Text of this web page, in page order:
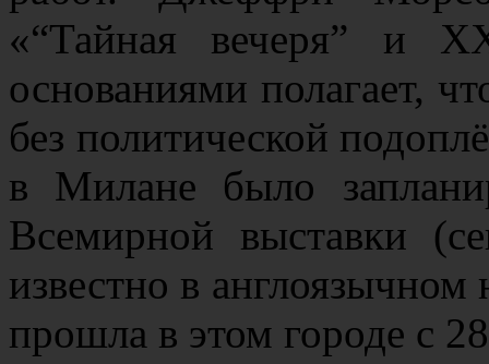
«“Тайная вечеря” и
основаниями полагает,
без политической
в Милане было
Всемирной выставки
известно в
прошла в этом городе с